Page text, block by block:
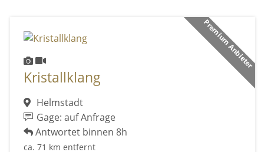
Premium Anbieter
Kristallklang
Helmstadt
Gage: auf Anfrage
Antwortet binnen 8h
ca. 71 km entfernt